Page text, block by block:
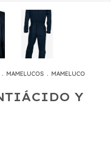
. MAMELUCOS . MAMELUCO
Y